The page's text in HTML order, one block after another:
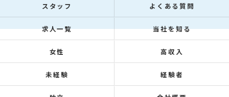
スタッフ よくある質問
求人一覧 当社を知る
女性 高収入
未経験 経験者